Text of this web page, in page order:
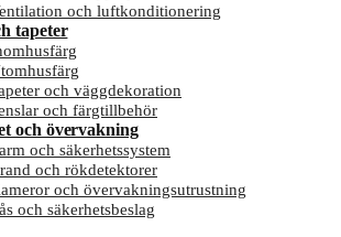
och luftkonditionering
tapeter
och väggdekoration
och färgtillbehör
och övervakning
och säkerhetssystem
och rökdetektorer
och övervakningsutrustning
och säkerhetsbeslag